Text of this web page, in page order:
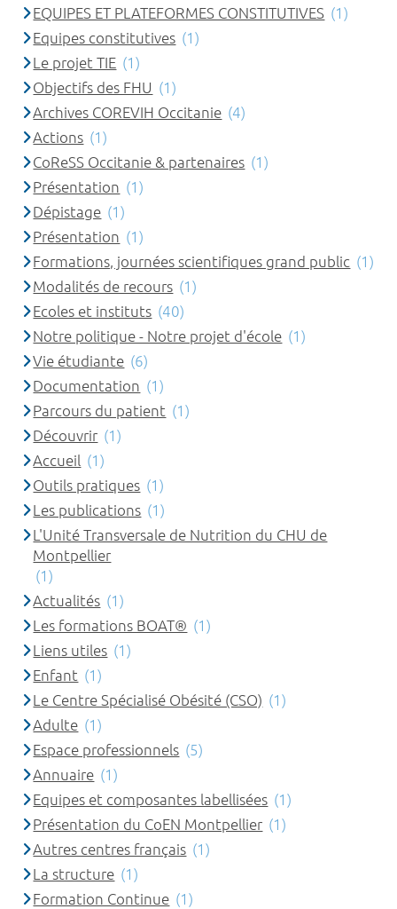
EQUIPES ET PLATEFORMES CONSTITUTIVES (1)
Equipes constitutives (1)
Le projet TIE (1)
Objectifs des FHU (1)
Archives COREVIH Occitanie (4)
Actions (1)
CoReSS Occitanie & partenaires (1)
Présentation (1)
Dépistage (1)
Présentation (1)
Formations, journées scientifiques grand public (1)
Modalités de recours (1)
Ecoles et instituts (40)
Notre politique - Notre projet d'école (1)
Vie étudiante (6)
Documentation (1)
Parcours du patient (1)
Découvrir (1)
Accueil (1)
Outils pratiques (1)
Les publications (1)
L'Unité Transversale de Nutrition du CHU de
Montpellier
(1)
Actualités (1)
Les formations BOAT® (1)
Liens utiles (1)
Enfant (1)
Le Centre Spécialisé Obésité (CSO) (1)
Adulte (1)
Espace professionnels (5)
Annuaire (1)
Equipes et composantes labellisées (1)
Présentation du CoEN Montpellier (1)
Autres centres français (1)
La structure (1)
Formation Continue (1)